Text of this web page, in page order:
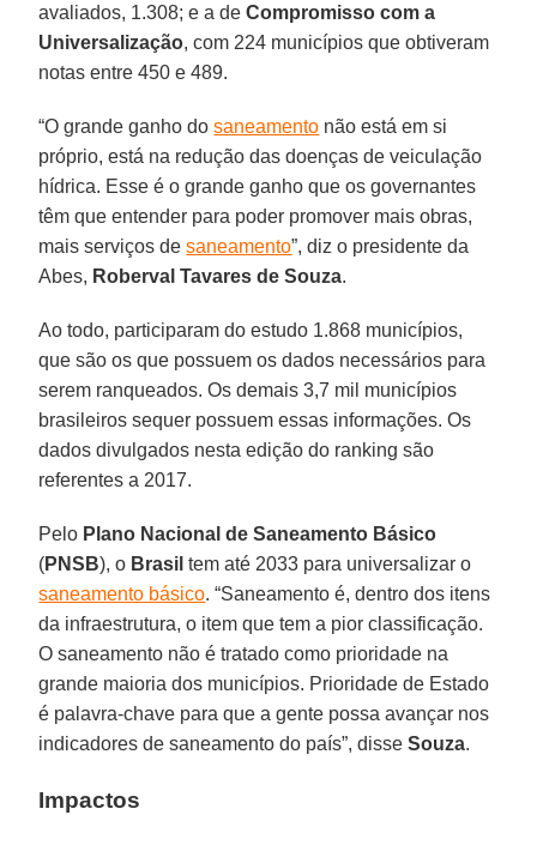
avaliados, 1.308; e a deCompromisso com a
Universalização, com 224 municípios que obtiveram
notas entre 450 e 489.
“O grande ganho dosaneamento não está em si
próprio, está na redução das doenças de veiculação
hídrica. Esse é o grande ganho que os governantes
têm que entender para poder promover mais obras,
mais serviços desaneamento”, diz o presidente da
Abes, Roberval Tavares de Souza.
Ao todo, participaram do estudo 1.868 municípios,
que são os que possuem os dados necessários para
serem ranqueados. Os demais 3,7 mil municípios
brasileiros sequer possuem essas informações. Os
dados divulgados nesta edição do ranking são
referentes a 2017.
Pelo Plano Nacional de Saneamento Básico
(PNSB), o Brasil tem até 2033 para universalizar o
saneamento básico. “Saneamento é, dentro dos itens
da infraestrutura, o item que tem a pior classificação.
O saneamento não é tratado como prioridade na
grande maioria dos municípios. Prioridade de Estado
é palavra-chave para que a gente possa avançar nos
indicadores de saneamento do país”, disseSouza.
Impactos